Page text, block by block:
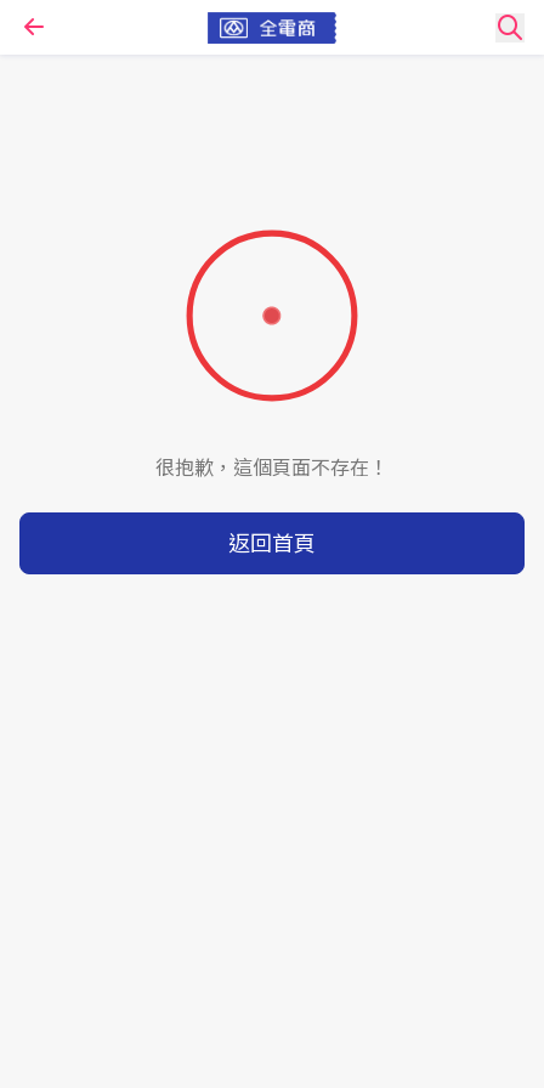
很抱歉，這個頁面不存在！
返回首頁